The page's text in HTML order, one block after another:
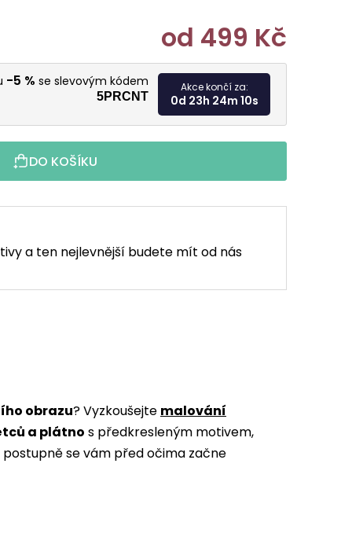
od 499 Kč
Měrná
-5 % se slevovým kódem
5PRCNT
Akce končí za:
0d 23h 24m 9s
DO KOŠÍKU
a ten nejlevnější budete mít od nás
obrazu? Vyzkoušejte malování
a plátno s předkresleným motivem,
se vám před očima začne